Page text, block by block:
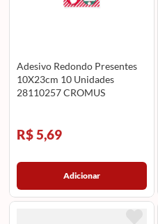
Adesivo Redondo Presentes
10X23cm 10 Unidades
28110257 CROMUS
R$ 5,69
Adicionar